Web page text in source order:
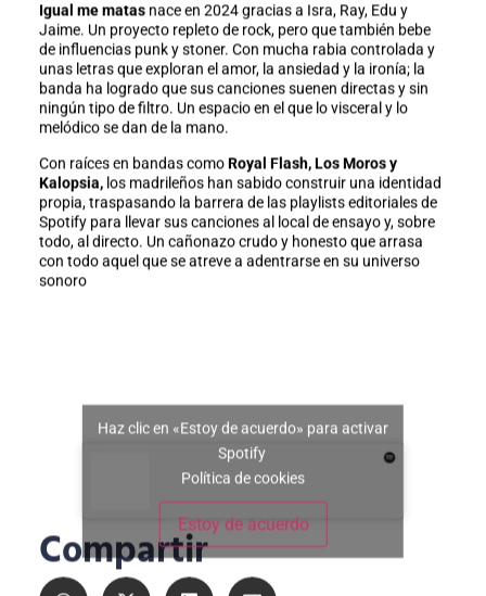
Igual me matasnace en 2024 gracias a Isra, Ray, Edu y
Jaime. Un proyecto repleto de rock, pero que también bebe
de influencias punk y stoner. Con mucha rabia controlada y
unas letras que exploran el amor, la ansiedad y la ironía; la
banda ha logrado que sus canciones suenen directas y sin
ningún tipo de filtro. Un espacio en el que lo visceral y lo
melódico se dan de la mano.
Con raíces en bandas comoRoyal Flash, Los Moros y
Kalopsia,los madrileños han sabido construir una identidad
propia, traspasando la barrera de las playlists editoriales de
Spotify para llevar sus canciones al local de ensayo y, sobre
todo, al directo. Un cañonazo crudo y honesto que arrasa
con todo aquel que se atreve a adentrarse en su universo
sonoro
Haz clic en «Estoy de acuerdo» para activar
Spotify
Política de cookies
Estoy de acuerdo
Compartir